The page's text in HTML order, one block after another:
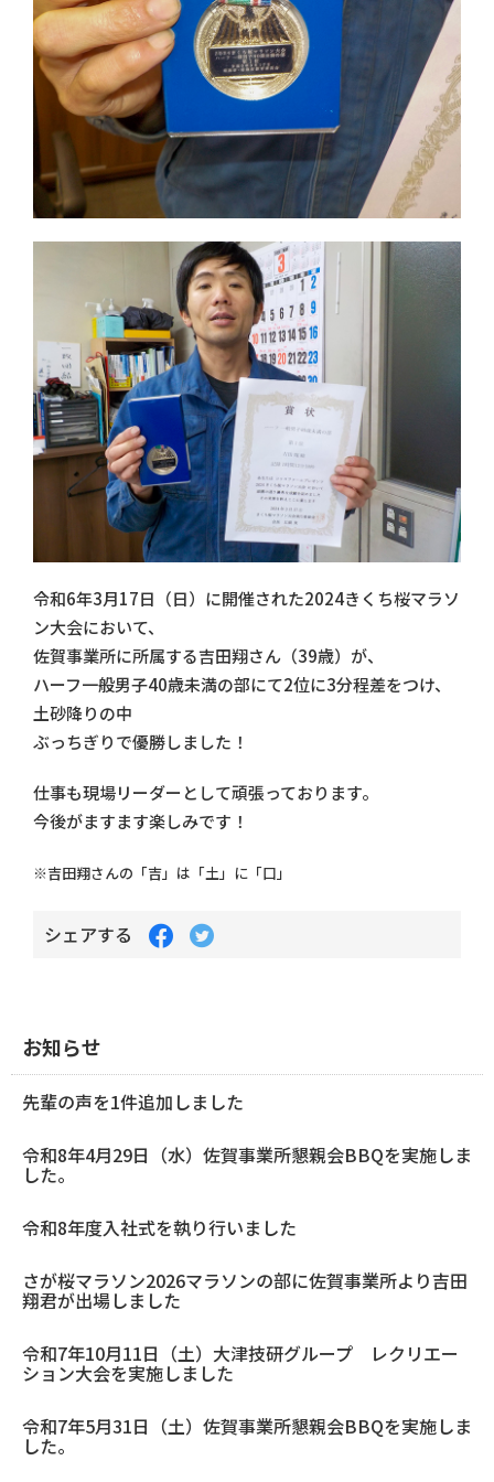
令和6年3月17日（日）に開催された2024きくち桜マラソ
ン大会において、
佐賀事業所に所属する吉田翔さん（39歳）が、
ハーフ一般男子40歳未満の部にて2位に3分程差をつけ、
土砂降りの中
ぶっちぎりで優勝しました！
仕事も現場リーダーとして頑張っております。
今後がますます楽しみです！
※吉田翔さんの「吉」は「土」に「口」
シェアする Facebook
Twitter
お知らせ
先輩の声を1件追加しました
令和8年4月29日（水）佐賀事業所懇親会BBQを実施しま
した。
令和8年度入社式を執り行いました
さが桜マラソン2026マラソンの部に佐賀事業所より吉田
翔君が出場しました
令和7年10月11日（土）大津技研グループ レクリエー
ション大会を実施しました
令和7年5月31日（土）佐賀事業所懇親会BBQを実施しま
した。